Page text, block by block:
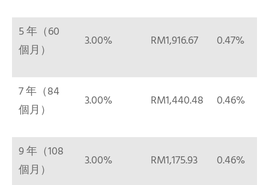
5 年（60
個月）
3.00% RM1,916.67 0.47%
7 年（84
個月）
3.00% RM1,440.48 0.46%
9 年（108
個月）
3.00% RM1,175.93 0.46%